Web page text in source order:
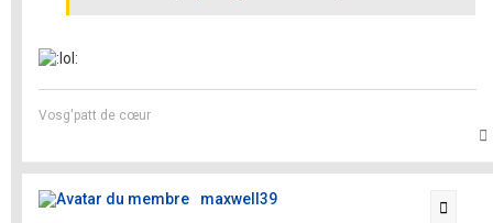
Vosg'patt de cœur
maxwell39